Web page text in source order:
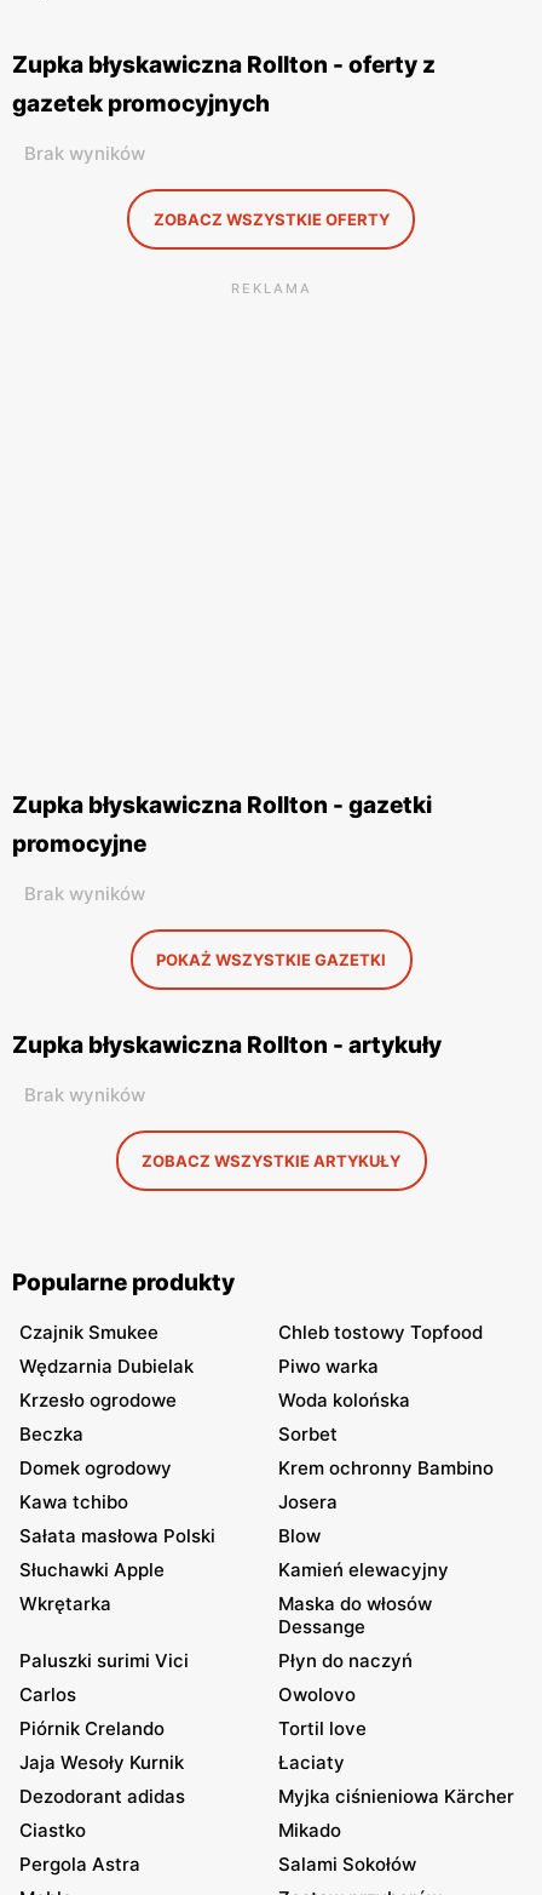
Zupka błyskawiczna Rollton - oferty z
gazetek promocyjnych
Brak wyników
ZOBACZ WSZYSTKIE OFERTY
REKLAMA
Zupka błyskawiczna Rollton - gazetki
promocyjne
Brak wyników
POKAŻ WSZYSTKIE GAZETKI
Zupka błyskawiczna Rollton - artykuły
Brak wyników
ZOBACZ WSZYSTKIE ARTYKUŁY
Popularne produkty
Czajnik Smukee
Chleb tostowy Topfood
Wędzarnia Dubielak
Piwo warka
Krzesło ogrodowe
Woda kolońska
Beczka
Sorbet
Domek ogrodowy
Krem ochronny Bambino
Kawa tchibo
Josera
Sałata masłowa Polski
Blow
Słuchawki Apple
Kamień elewacyjny
Wkrętarka
Maska do włosów
Dessange
Paluszki surimi Vici
Płyn do naczyń
Carlos
Owolovo
Piórnik Crelando
Tortil love
Jaja Wesoły Kurnik
Łaciaty
Dezodorant adidas
Myjka ciśnieniowa Kärcher
Ciastko
Mikado
Pergola Astra
Salami Sokołów